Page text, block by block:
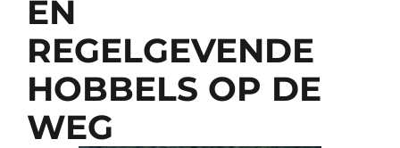
EN
REGELGEVENDE
HOBBELS OP DE
WEG